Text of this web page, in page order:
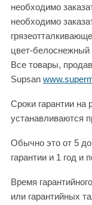
необходимо
необходимо
цвет-
Все товары,
Supsan
Сроки гарантии на
устанавливаются
Обычно это от 5
гарантии и 1 год и
Время
или гарантийных